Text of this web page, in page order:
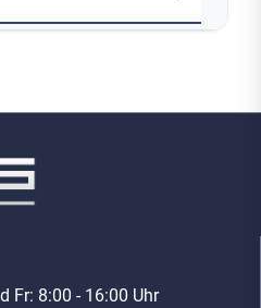
Fr: 8:00 - 16:00 Uhr